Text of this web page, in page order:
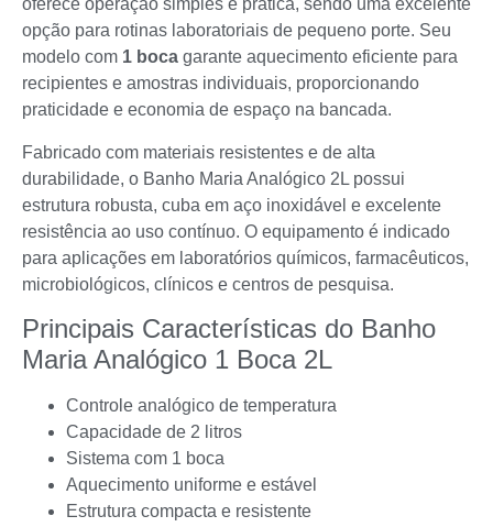
oferece operação simples e prática, sendo uma excelente
opção para rotinas laboratoriais de pequeno porte. Seu
modelo com 1 boca garante aquecimento eficiente para
recipientes e amostras individuais, proporcionando
praticidade e economia de espaço na bancada.
Fabricado com materiais resistentes e de alta
durabilidade, o Banho Maria Analógico 2L possui
estrutura robusta, cuba em aço inoxidável e excelente
resistência ao uso contínuo. O equipamento é indicado
para aplicações em laboratórios químicos, farmacêuticos,
microbiológicos, clínicos e centros de pesquisa.
Principais Características do Banho
Maria Analógico 1 Boca 2L
Controle analógico de temperatura
Capacidade de 2 litros
Sistema com 1 boca
Aquecimento uniforme e estável
Estrutura compacta e resistente